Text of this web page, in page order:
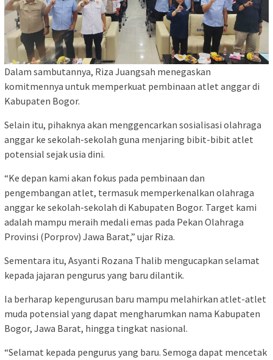
Dalam sambutannya, Riza Juangsah menegaskan
komitmennya untuk memperkuat pembinaan atlet anggar di
Kabupaten Bogor.
Selain itu, pihaknya akan menggencarkan sosialisasi olahraga
anggar ke sekolah-sekolah guna menjaring bibit-bibit atlet
potensial sejak usia dini.
“Ke depan kami akan fokus pada pembinaan dan
pengembangan atlet, termasuk memperkenalkan olahraga
anggar ke sekolah-sekolah di Kabupaten Bogor. Target kami
adalah mampu meraih medali emas pada Pekan Olahraga
Provinsi (Porprov) Jawa Barat,” ujar Riza.
Sementara itu, Asyanti Rozana Thalib mengucapkan selamat
kepada jajaran pengurus yang baru dilantik.
Ia berharap kepengurusan baru mampu melahirkan atlet-atlet
muda potensial yang dapat mengharumkan nama Kabupaten
Bogor, Jawa Barat, hingga tingkat nasional.
“Selamat kepada pengurus yang baru. Semoga dapat mencetak